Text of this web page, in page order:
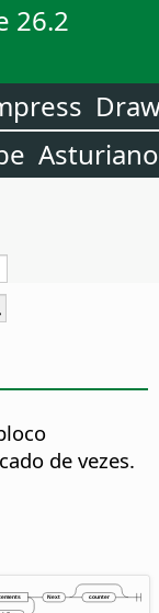
26.2
Asturiano
de vezes.